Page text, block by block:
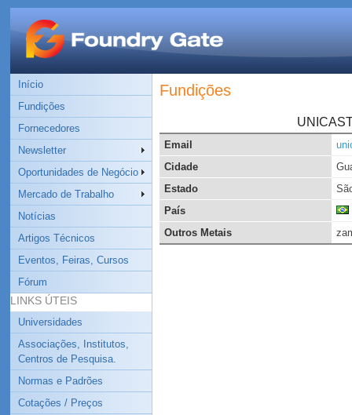
Início
Fundições
Fornecedores
Newsletter
Oportunidades de Negócio
Mercado de Trabalho
Notícias
Artigos Técnicos
Eventos, Feiras, Cursos
Fórum
LINKS ÚTEIS
Universidades
Associações, Institutos,
Centros de Pesquisa.
Normas e Padrões
Cotações / Preços
Fundições
Email
Cidade
Estado
País
Outros Metais